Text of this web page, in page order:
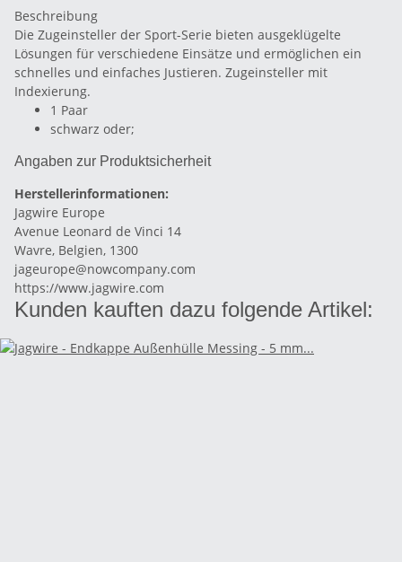
Beschreibung
Die Zugeinsteller der Sport-Serie bieten ausgeklügelte
Lösungen für verschiedene Einsätze und ermöglichen ein
schnelles und einfaches Justieren. Zugeinsteller mit
Indexierung.
1 Paar
schwarz oder;
Angaben zur Produktsicherheit
Herstellerinformationen:
Jagwire Europe
Avenue Leonard de Vinci 14
Wavre, Belgien, 1300
jageurope@nowcompany.com
https://www.jagwire.com
Kunden kauften dazu folgende Artikel: